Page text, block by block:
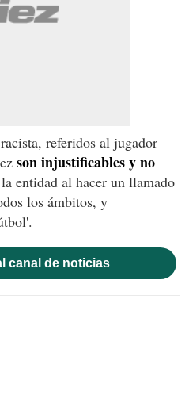
referidos al jugador
son injustificables y no
entidad al hacer un llamado
los ámbitos, y
canal de noticias